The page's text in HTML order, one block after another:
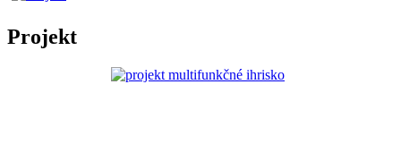
Projekt